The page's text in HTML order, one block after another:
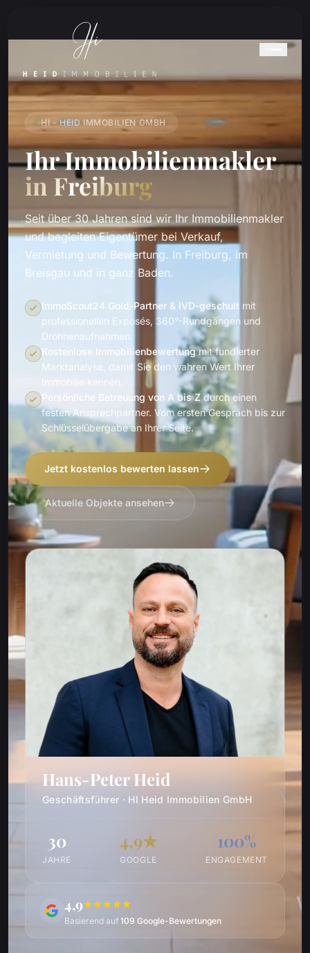
HI - HEID IMMOBILIEN GMBH
Ihr Immobilienmakler
in Freiburg
Seit über 30 Jahren sind wir Ihr Immobilienmakler
und begleiten Eigentümer bei Verkauf,
Vermietung und Bewertung. In Freiburg, im
Breisgau und in ganz Baden.
ImmoScout24 Gold-Partner & IVD-geschult mit
professionellen Exposés, 360°-Rundgängen und
Drohnenaufnahmen.
Kostenlose Immobilienbewertungmit fundierter
Marktanalyse, damit Sie den wahren Wert Ihrer
Immobilie kennen.
Persönliche Betreuung von A bis Z durch einen
festen Ansprechpartner. Vom ersten Gespräch bis zur
Schlüsselübergabe an Ihrer Seite.
Jetzt kostenlos bewerten lassen
Aktuelle Objekte ansehen
Hans-Peter Heid
Geschäftsführer · HI Heid Immobilien GmbH
30
JAHRE
4,9★
GOOGLE
100%
ENGAGEMENT
4,9
Basierend auf 109 Google-Bewertungen